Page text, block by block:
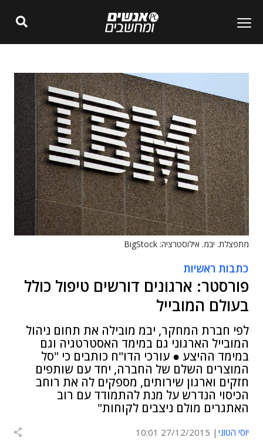
מתפצלת. יבמ. אילוסטרציה: BigStock
כתבות ראשיות
פורסטר: ארגונים דורשים טיפול כולל
בעולם המובייל
לפי חברת המחקר, יבמ מובילה את תחום ניהול
המובייל הארגוני גם במימד האסטרטגיה וגם
במימד ההיצע ● עורכי הדו"ח כותבים כי "סל
המוצרים השלם של החברה, יחד עם שותפים
חזקים וארגון שירותים, מספקים לה את רוחב
הכיסוי הנדרש על מנת להתמודד עם רוב
האתגרים מולם ניצבים לקוחות"
יוסי הטוני 27/12/2015 10:01